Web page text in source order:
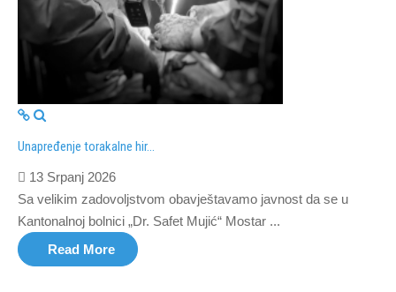
Unapređenje torakalne hir...
13 Srpanj 2026
Sa velikim zadovoljstvom obavještavamo javnost da se u
Kantonalnoj bolnici „Dr. Safet Mujić“ Mostar ...
Read More